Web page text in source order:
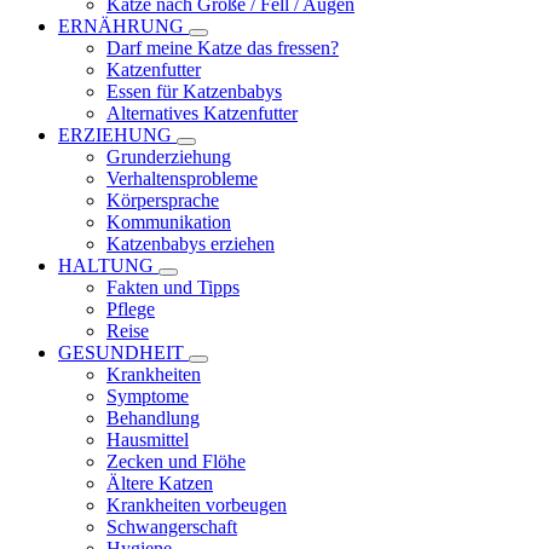
Katze nach Größe / Fell / Augen
ERNÄHRUNG
Darf meine Katze das fressen?
Katzenfutter
Essen für Katzenbabys
Alternatives Katzenfutter
ERZIEHUNG
Grunderziehung
Verhaltensprobleme
Körpersprache
Kommunikation
Katzenbabys erziehen
HALTUNG
Fakten und Tipps
Pflege
Reise
GESUNDHEIT
Krankheiten
Symptome
Behandlung
Hausmittel
Zecken und Flöhe
Ältere Katzen
Krankheiten vorbeugen
Schwangerschaft